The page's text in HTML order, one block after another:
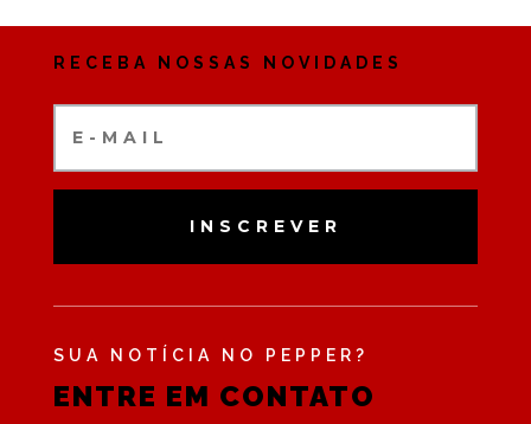
RECEBA NOSSAS NOVIDADES
INSCREVER
SUA NOTÍCIA NO PEPPER?
ENTRE EM CONTATO